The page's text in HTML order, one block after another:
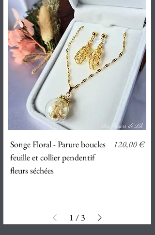
Songe Floral - Parure boucles
feuille et collier pendentif
fleurs séchées
Prix
120,00 €
1 / 3